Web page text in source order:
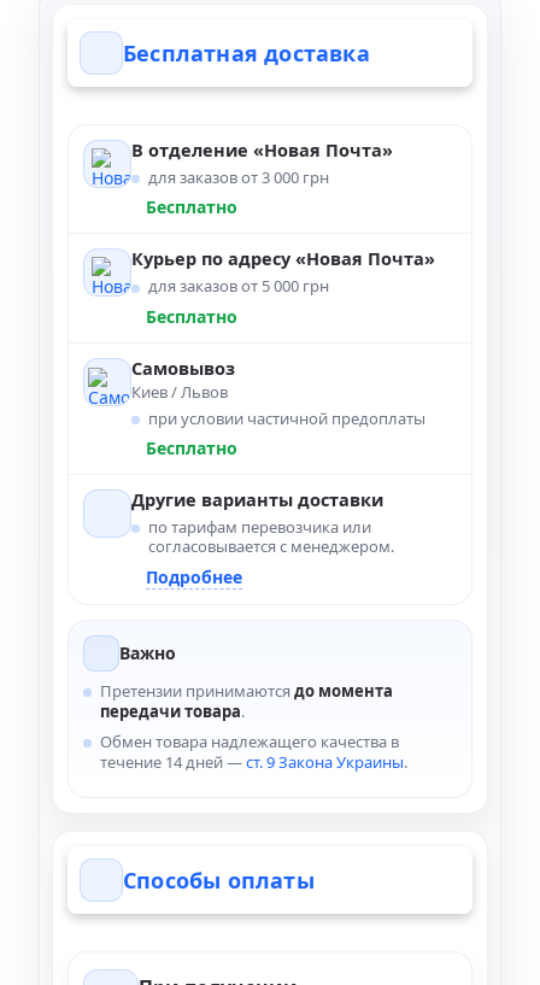
Бесплатная доставка
В отделение «Новая Почта»
для заказов от 3 000 грн
Бесплатно
Курьер по адресу «Новая Почта»
для заказов от 5 000 грн
Бесплатно
Самовывоз
Киев / Львов
при условии частичной предоплаты
Бесплатно
Другие варианты доставки
по тарифам перевозчика или
согласовывается с менеджером.
Подробнее
Важно
Претензии принимаются до момента
передачи товара.
Обмен товара надлежащего качества в
течение 14 дней —ст. 9 Закона Украины.
Способы оплаты